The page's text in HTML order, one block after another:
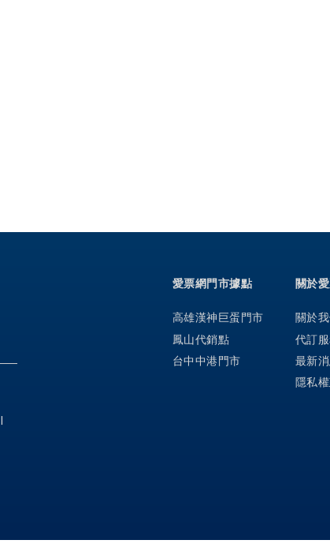
關於
關於
代訂
最新消
隱私
愛票網門市據點
高雄漢神巨蛋門市
鳳山代銷點
台中中港門市